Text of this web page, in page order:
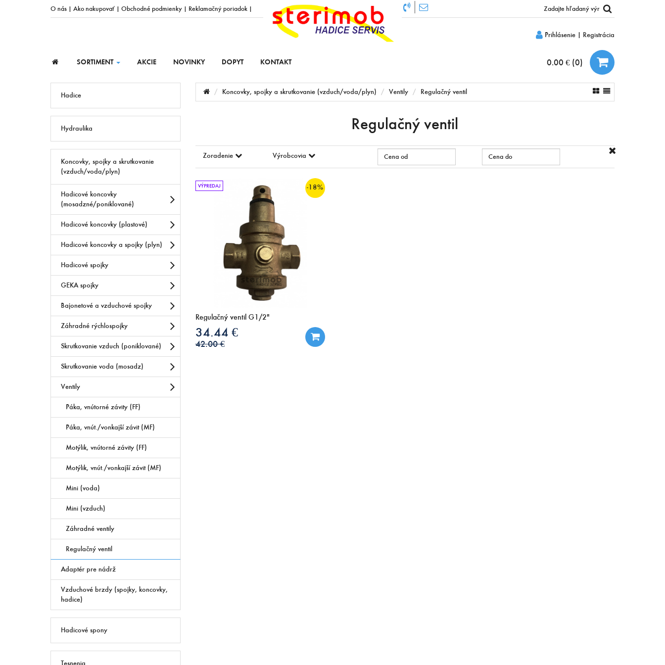
O nás | Ako nakupovať | Obchodné podmienky | Reklamačný poriadok |
Prihlásenie | Registrácia
0.00 € (0)
SORTIMENT AKCIE NOVINKY DOPYT KONTAKT
Hadice
Hydraulika
Koncovky, spojky a skrutkovanie
(vzduch/voda/plyn)
Hadicové koncovky
(mosadzné/poniklované)
Hadicové koncovky (plastové)
Hadicové koncovky a spojky (plyn)
Hadicové spojky
GEKA spojky
Bajonetové a vzduchové spojky
Záhradné rýchlospojky
Skrutkovanie vzduch (poniklované)
Skrutkovanie voda (mosadz)
Ventily
Páka, vnútorné závity (FF)
Páka, vnút./vonkajší závit (MF)
Motýlik, vnútorné závity (FF)
Motýlik, vnút./vonkajší závit (MF)
Mini (voda)
Mini (vzduch)
Záhradné ventily
Regulačný ventil
Adaptér pre nádrž
Vzduchové brzdy (spojky, koncovky,
hadice)
Hadicové spony
Tesnenia
Koncovky, spojky a skrutkovanie (vzduch/voda/plyn) Ventily Regulačný ventil
Regulačný ventil
Zoradenie Výrobcovia
-18%
VÝPREDAJ
Regulačný ventil G1/2"
34.44 €
42.00 €